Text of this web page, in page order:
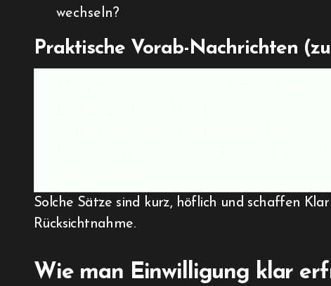
wechseln?
Praktische Vorab-Nachrichten
Solche Sätze sind kurz, höflich und schaffen
Rücksichtnahme.
Wie man Einwilligung klar